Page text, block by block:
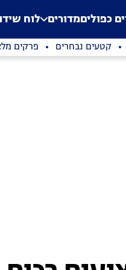
Application error: a
. כפוליםמדורים לוח
קטעים נבחרים פרקים